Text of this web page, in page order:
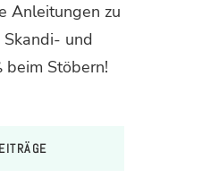
Anleitungen zu
Skandi- und
beim Stöbern!